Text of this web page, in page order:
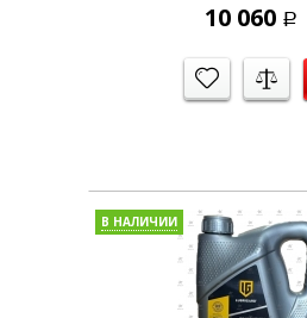
10 060 Р
В НАЛИЧИИ